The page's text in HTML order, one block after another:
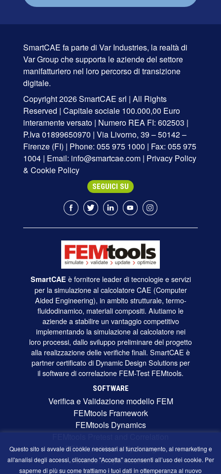
SmartCAE fa parte di Var Industries, la realtà di
Var Groupche supporta le aziende del settore
manifatturiero nel loro percorso di transizione
digitale.
Copyright 2026 SmartCAE srl | All Rights
Reserved | Capitale sociale 100.000,00 Euro
interamente versato | Numero REA FI: 602503 |
P.Iva 01899650970 | Via Livorno, 39 – 50142 –
Firenze (FI) | Phone: 055 975 1000 | Fax: 055 975
1004 | Email: info@smartcae.com | Privacy Policy
& Cookie Policy
SEGUICI SU
SmartCAE è fornitore leader di tecnologie e servizi
per la simulazione al calcolatore CAE (Computer
Aided Engineering), in ambito strutturale, termo-
fluidodinamico, materiali compositi. Aiutiamo le
aziende a stabilire un vantaggio competitivo
implementando la simulazione al calcolatore nei
loro processi, dallo sviluppo preliminare del progetto
alla realizzazione delle verifiche finali. SmartCAE è
partner certificato di Dynamic Design Solutions per
il software di correlazione FEM-Test FEMtools.
SOFTWARE
Verifica e Validazione modello FEM
FEMtools Framework
FEMtools Dynamics
FEMtools Model Updating
FEMtools Optimization
Questo sito si avvale di cookie necessari al funzionamento, al remarketing e
all'analisi degli accessi, cliccando "Accetta" acconsenti all’uso dei cookie. Per
saperne di più su come trattiamo i tuoi dati in ottemperanza al nuovo